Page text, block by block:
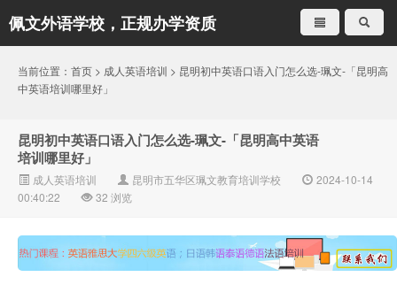
佩文外语学校，正规办学资质
就是不一样
当前位置： 首页 > 成人英语培训 > 昆明初中英语口语入门怎么选-珮文-「昆明高
中英语培训哪里好」
昆明初中英语口语入门怎么选-珮文-「昆明高中英语
培训哪里好」
成人英语培训 昆明市五华区珮文教育培训学校
2024-10-14
00:40:22
32 浏览